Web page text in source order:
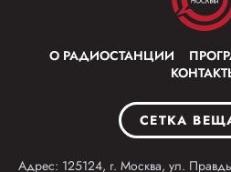
О РАДИОСТАНЦИИ
СЕТКА
Адрес: 125124, г. Москва, ул.